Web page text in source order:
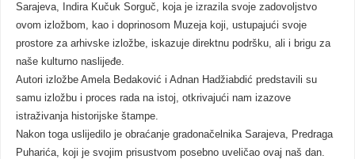
Sarajeva, Indira Kučuk Sorguč, koja je izrazila svoje zadovoljstvo
ovom izložbom, kao i doprinosom Muzeja koji, ustupajući svoje
prostore za arhivske izložbe, iskazuje direktnu podršku, ali i brigu za
naše kulturno naslijeđe.
Autori izložbe Amela Bedaković i Adnan Hadžiabdić predstavili su
samu izložbu i proces rada na istoj, otkrivajući nam izazove
istraživanja historijske štampe.
Nakon toga uslijedilo je obraćanje gradonačelnika Sarajeva, Predraga
Puharića, koji je svojim prisustvom posebno uveličao ovaj naš dan.